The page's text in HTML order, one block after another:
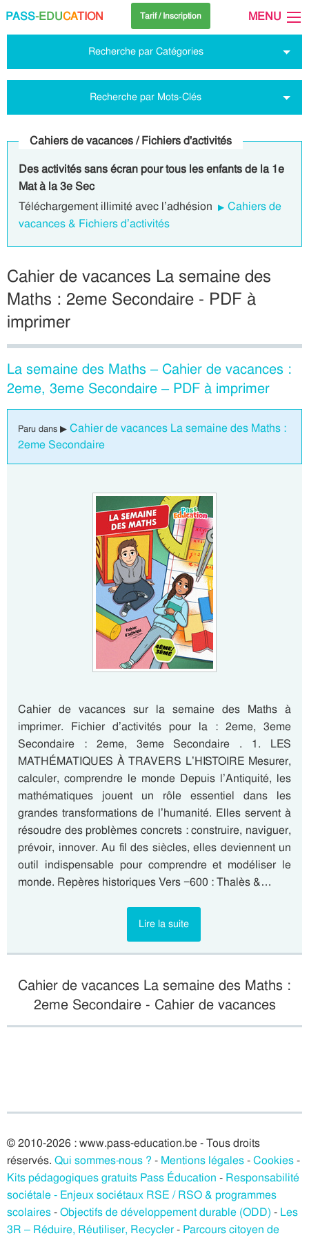
PASS-EDUCATION Tarif / Inscription MENU
Recherche par Catégories
Recherche par Mots-Clés
Cahiers de vacances / Fichiers d'activités
Des activités sans écran pour tous les enfants de la 1e
Mat à la 3e Sec
Téléchargement illimité avec l’adhésion
Cahiers de
vacances & Fichiers d’activités
Cahier de vacances La semaine des
Maths : 2eme Secondaire - PDF à
imprimer
La semaine des Maths – Cahier de vacances :
2eme, 3eme Secondaire – PDF à imprimer
Paru dans ▶ Cahier de vacances La semaine des Maths :
2eme Secondaire
Cahier de vacances sur la semaine des Maths à
imprimer. Fichier d’activités pour la : 2eme, 3eme
Secondaire : 2eme, 3eme Secondaire . 1. LES
MATHÉMATIQUES À TRAVERS L’HISTOIRE Mesurer,
calculer, comprendre le monde Depuis l’Antiquité, les
mathématiques jouent un rôle essentiel dans les
grandes transformations de l’humanité. Elles servent à
résoudre des problèmes concrets : construire, naviguer,
prévoir, innover. Au fil des siècles, elles deviennent un
outil indispensable pour comprendre et modéliser le
monde. Repères historiques Vers −600 : Thalès &…
Lire la suite
Cahier de vacances La semaine des Maths :
2eme Secondaire - Cahier de vacances
© 2010-2026 : www.pass-education.be - Tous droits
réservés. Qui sommes-nous ? - Mentions légales-Cookies-
Kits pédagogiques gratuits Pass Éducation - Responsabilité
sociétale - Enjeux sociétaux RSE / RSO & programmes
scolaires-Objectifs de développement durable (ODD) - Les
3R – Réduire, Réutiliser, Recycler- Parcours citoyen de